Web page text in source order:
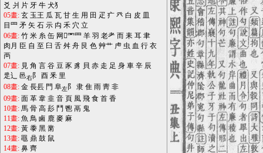
爻 爿 片 牙 牛 犬犭
05畫: 玄 玉王 瓜 瓦 甘 生 用 田 疋 疒 癶 白 皮 皿
目罒 矛 矢 石 示 禸 禾 穴 立
06畫: 竹 米 糸 缶 网罓罒 羊 羽 老耂 而 耒 耳 聿
肉月 臣 自 至 臼 舌 舛 舟 艮 色 艸艹 虍 虫 血 行 衣
襾
07畫: 見 角 言 谷 豆 豕 豸 貝 赤 走 足 身 車 辛 辰
辵辶
邑右阝 酉 釆 里
08畫: 金 長镸 門 阜左阝 隶 隹 雨 靑 非
09畫: 面 革 韋 韭 音 頁 風 飛 食 首 香
10畫: 馬 骨 高 髟 鬥 鬯 鬲 鬼
11畫: 魚 鳥 鹵 鹿 麥 麻
12畫: 黃 黍 黑 黹
13畫: 黽 鼎 鼓 鼠
14畫: 鼻 齊